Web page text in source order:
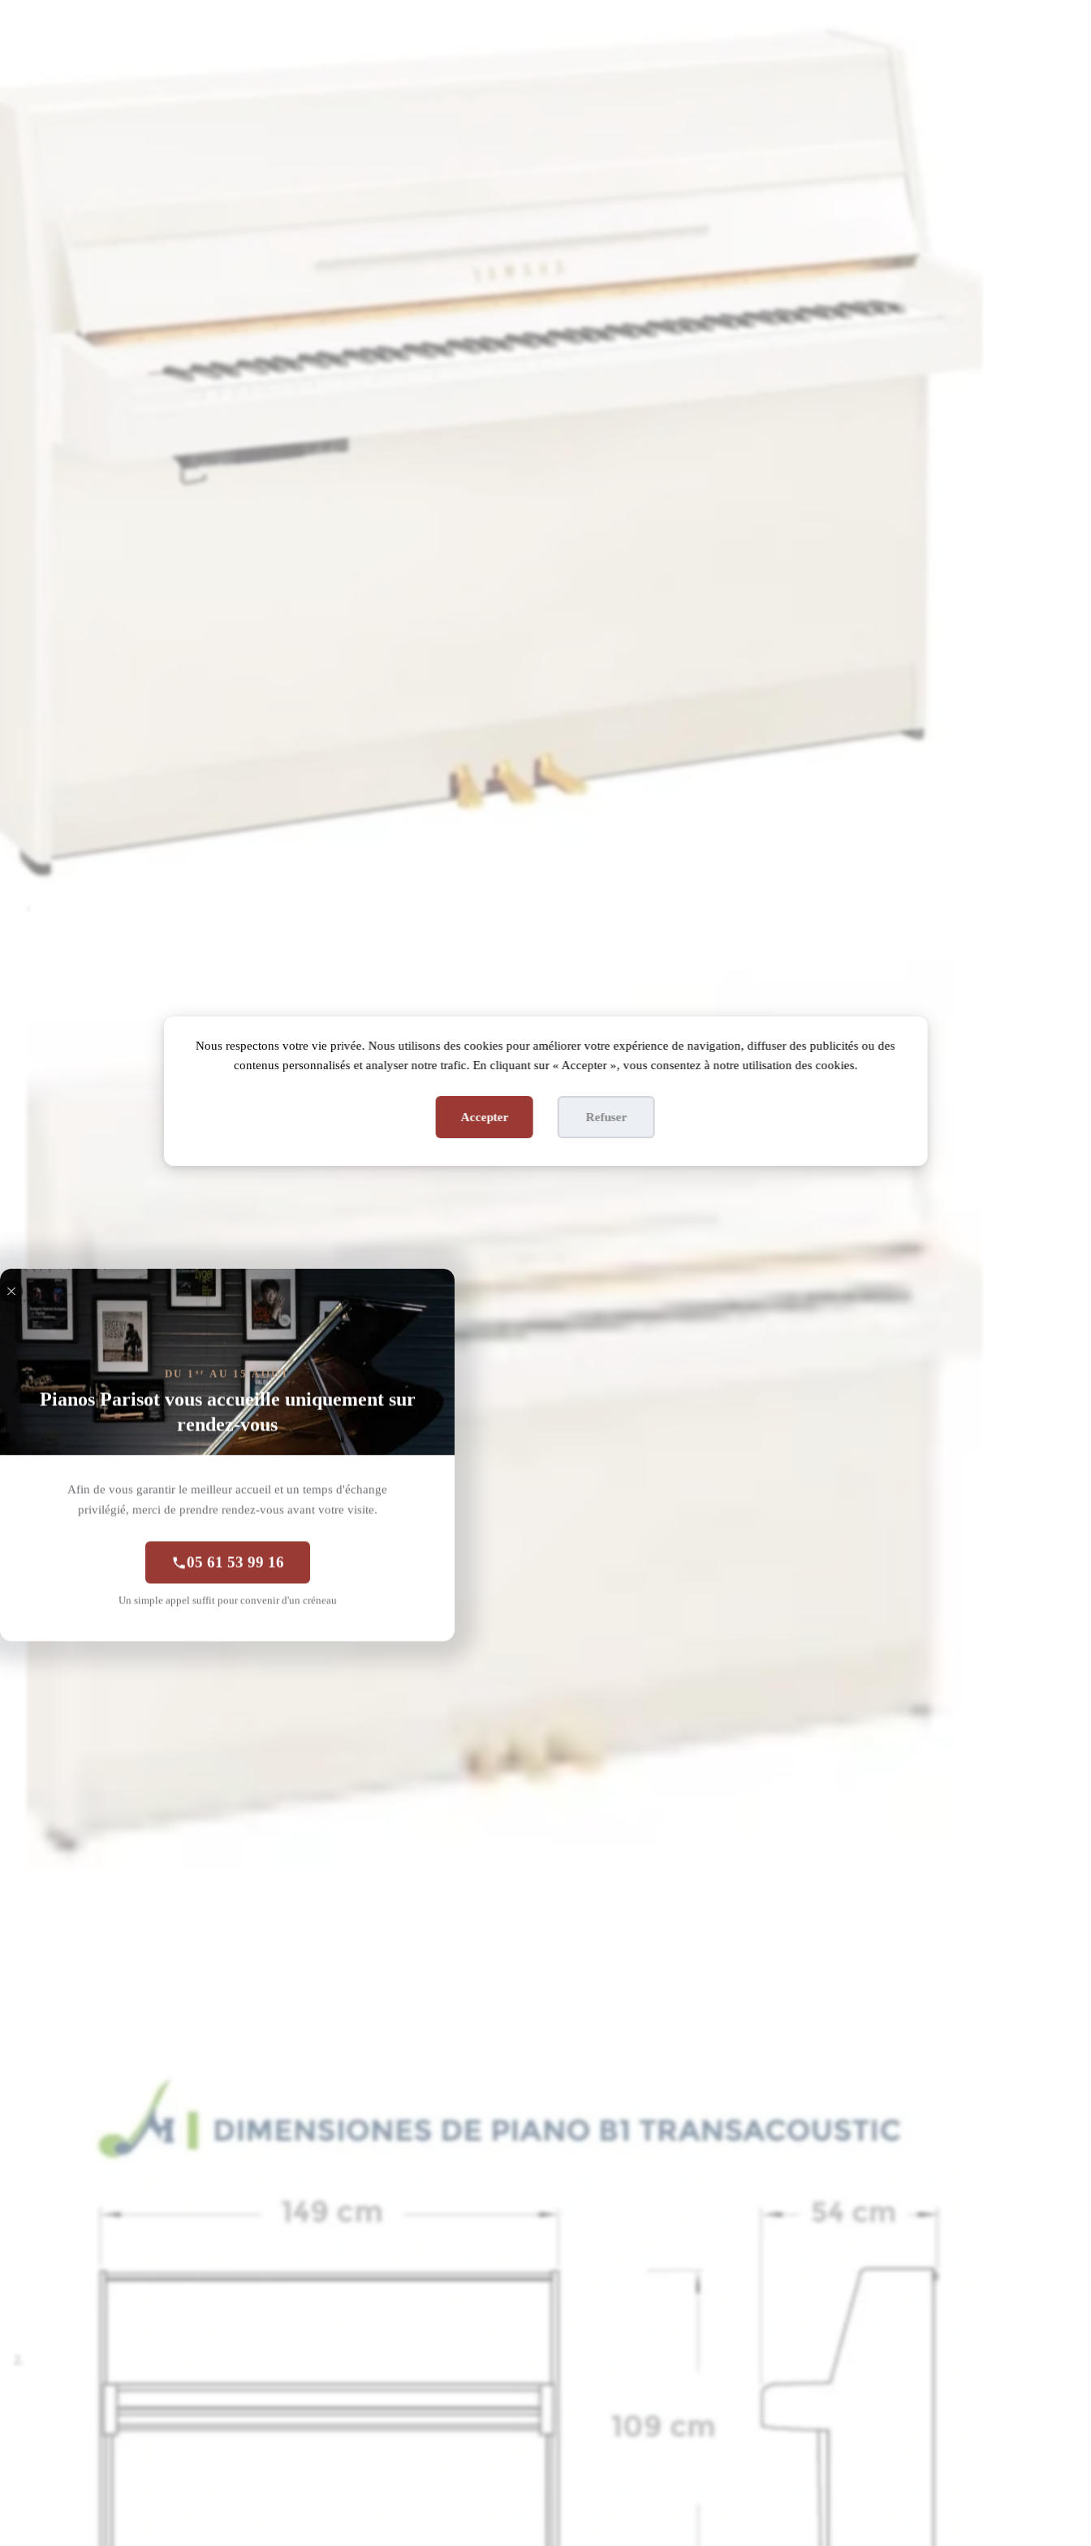
Nous respectons votre vie privée. Nous utilisons des cookies pour améliorer votre expérience de navigation, diffuser des publicités ou des
contenus personnalisés et analyser notre trafic. En cliquant sur « Accepter », vous consentez à notre utilisation des cookies.
Accepter Refuser
DU 1 er AU 15 AOÛT
Pianos Parisot vous accueille uniquement sur
rendez-vous
Afin de vous garantir le meilleur accueil et un temps d'échange
privilégié, merci de prendre rendez-vous avant votre visite.
05 61 53 99 16
Un simple appel suffit pour convenir d'un créneau